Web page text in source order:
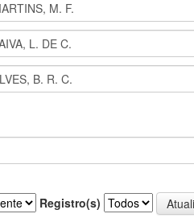
Registro(s)